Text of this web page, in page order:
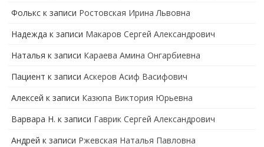
Фолькс к записи Ростовская Ирина Львовна
Надежда к записи Макаров Сергей Александрович
Наталья к записи Караева Амина Онгарбиевна
Пациент к записи Аскеров Асиф Васифович
Алексей к записи Казюпа Виктория Юрьевна
Варвара Н. к записи Гаврик Сергей Александрович
Андрей к записи Ржевская Наталья Павловна